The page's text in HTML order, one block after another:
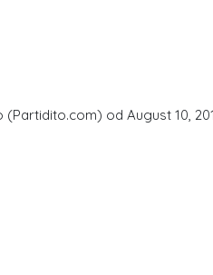
od August 10,